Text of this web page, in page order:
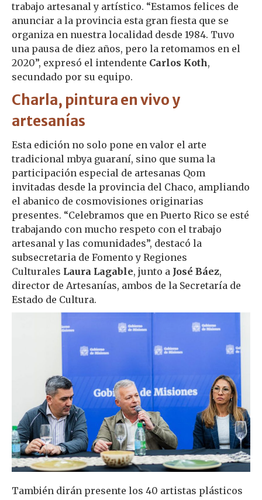
trabajo artesanal y artístico. “Estamos felices de
anunciar a la provincia esta gran fiesta que se
organiza en nuestra localidad desde 1984. Tuvo
una pausa de diez años, pero la retomamos en el
2020”, expresó el intendente Carlos Koth,
secundado por su equipo.
Charla, pintura en vivo y
artesanías
Esta edición no solo pone en valor el arte
tradicional mbya guaraní, sino que suma la
participación especial de artesanas Qom
invitadas desde la provincia del Chaco, ampliando
el abanico de cosmovisiones originarias
presentes. “Celebramos que en Puerto Rico se esté
trabajando con mucho respeto con el trabajo
artesanal y las comunidades”, destacó la
subsecretaria de Fomento y Regiones
Culturales Laura Lagable, junto a José Báez,
director de Artesanías, ambos de la Secretaría de
Estado de Cultura.
También dirán presente los 40 artistas plásticos